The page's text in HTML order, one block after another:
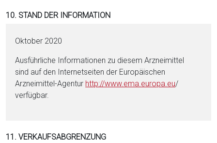
10. STAND DER INFORMATION
Oktober 2020
Ausführliche Informationen zu diesem Arzneimittel
sind auf den Internetseiten der Europäischen
Arzneimittel-Agentur http://www.ema.eu­ropa.eu/
verfügbar.
11. VERKAUFSABGRENZUNG